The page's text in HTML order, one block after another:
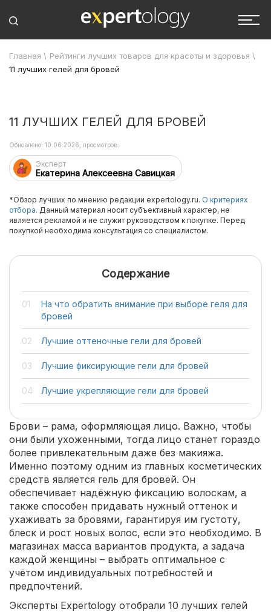
Главная \ Рейтинги лучших товаров для красоты и здоровья \
11 лучших гелей для бровей
11 ЛУЧШИХ ГЕЛЕЙ ДЛЯ БРОВЕЙ
Эксперт
Екатерина Алексеевна Савицкая
Обновлено: 10.06.2026, просмотров:
*Обзор лучших по мнению редакции expertology.ru. О критериях
отбора. Данный материал носит субъективный характер, не
является рекламой и не служит руководством к покупке. Перед
покупкой необходима консультация со специалистом.
Содержание
На что обратить внимание при выборе геля для
бровей
Лучшие оттеночные гели для бровей
Лучшие фиксирующие гели для бровей
Лучшие укрепляющие гели для бровей
Брови – рама, оформляющая лицо. Важно, чтобы
они были ухоженными, тогда лицо станет гораздо
более привлекательным даже без макияжа.
Именно поэтому одним из главных косметических
средств является гель для бровей. Он
обеспечивает надёжную фиксацию волоскам, а
также способен придавать нужный оттенок и
ухаживать за бровями, гарантируя им густоту,
блеск и рост новых волос, если это необходимо. В
магазинах масса вариантов продукта, а задача
каждой женщины – выбрать оптимальное с
учётом индивидуальных потребностей и
предпочтений.
Эксперты Expertology отобрали 10 лучших гелей